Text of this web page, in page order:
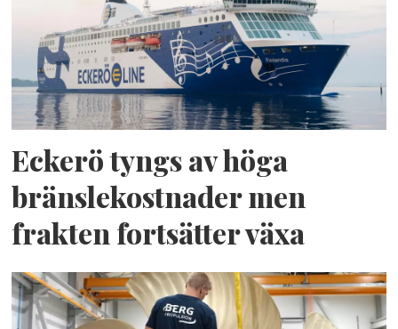
Eckerö tyngs av höga
bränslekostnader men
frakten fortsätter växa